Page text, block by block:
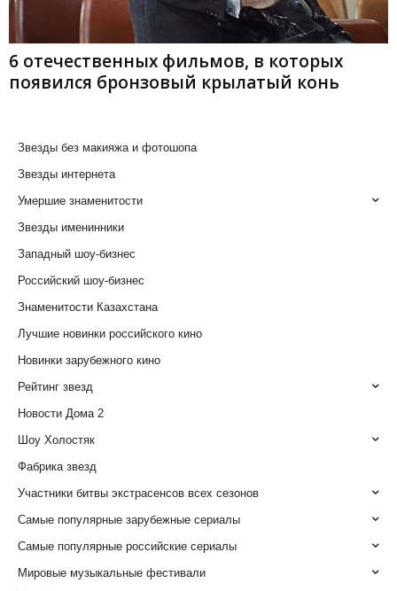
6 отечественных фильмов, в которых
появился бронзовый крылатый конь
Звезды без макияжа и фотошопа
Звезды интернета
Умершие знаменитости
Звезды именинники
Западный шоу-бизнес
Российский шоу-бизнес
Знаменитости Казахстана
Лучшие новинки российского кино
Новинки зарубежного кино
Рейтинг звезд
Новости Дома 2
Шоу Холостяк
Фабрика звезд
Участники битвы экстрасенсов всех сезонов
Самые популярные зарубежные сериалы
Самые популярные российские сериалы
Мировые музыкальные фестивали